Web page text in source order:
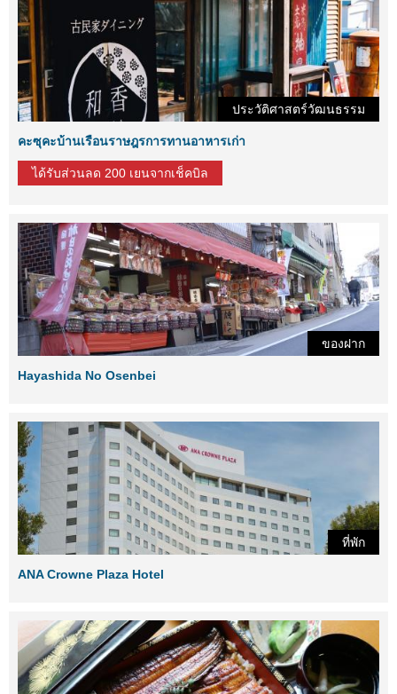
ประวัติศาสตร์วัฒนธรรม
คะซุคะบ้านเรือนราษฎรการทานอาหารเก่า
ได้รับส่วนลด 200 เยนจากเช็คบิล
ของฝาก
Hayashida No Osenbei
ที่พัก
ANA Crowne Plaza Hotel